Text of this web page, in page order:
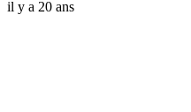
il y a 20 ans